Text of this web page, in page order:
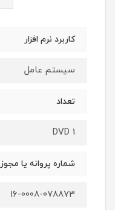
کاربرد نرم افزار
سیستم عامل
تعداد
1 DVD
شماره پروانه یا مجوز
16-0008-078873